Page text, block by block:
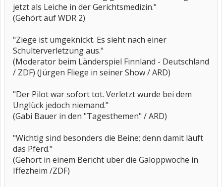
jetzt als Leiche in der Gerichtsmedizin."
(Gehört auf WDR 2)
"Ziege ist umgeknickt. Es sieht nach einer
Schulterverletzung aus."
(Moderator beim Länderspiel Finnland - Deutschland
/ ZDF) (Jürgen Fliege in seiner Show / ARD)
"Der Pilot war sofort tot. Verletzt wurde bei dem
Unglück jedoch niemand."
(Gabi Bauer in den "Tagesthemen" / ARD)
"Wichtig sind besonders die Beine; denn damit läuft
das Pferd."
(Gehört in einem Bericht über die Galoppwoche in
Iffezheim /ZDF)